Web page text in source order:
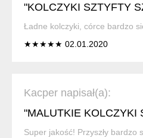
"KOLCZYKI SZTYFTY
Ładne kolczyki, córce bardzo
★★★★★ 02.01.2020
Kacper napisał(a):
"MALUTKIE KOLCZYKI
Super jakość! Przyszły bardzo